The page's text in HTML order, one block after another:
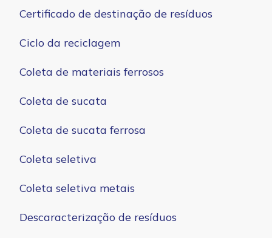
Certificado de destinação de resíduos
Ciclo da reciclagem
Coleta de materiais ferrosos
Coleta de sucata
Coleta de sucata ferrosa
Coleta seletiva
Coleta seletiva metais
Descaracterização de resíduos